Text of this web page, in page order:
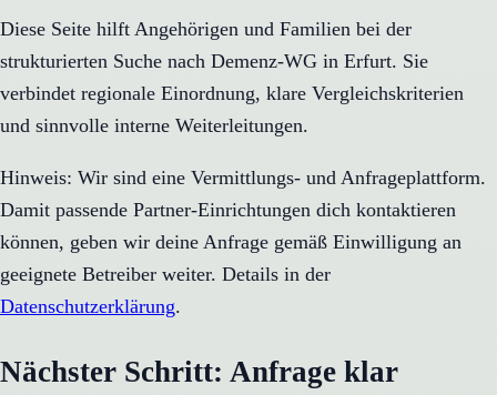
Diese Seite hilft Angehörigen und Familien bei der
strukturierten Suche nach Demenz-WG in Erfurt. Sie
verbindet regionale Einordnung, klare Vergleichskriterien
und sinnvolle interne Weiterleitungen.
Hinweis: Wir sind eine Vermittlungs- und Anfrageplattform.
Damit passende Partner-Einrichtungen dich kontaktieren
können, geben wir deine Anfrage gemäß Einwilligung an
geeignete Betreiber weiter. Details in der
Datenschutzerklärung.
Nächster Schritt: Anfrage klar